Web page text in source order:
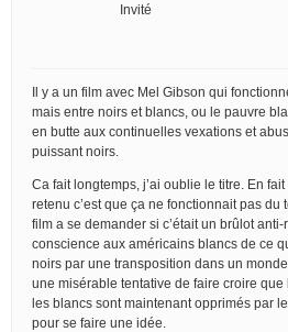
Invité
Il y a un film avec Mel Gibson qui
mais entre noirs et blancs, ou le pauvre
en butte aux continuelles vexations et
puissant noirs.
Ca fait longtemps, j’ai oublie le titre. En
retenu c’est que ça ne fonctionnait pas du
film a se demander si c’était un brûlot
conscience aux américains blancs de ce
noirs par une transposition dans un
une misérable tentative de faire croire
les blancs sont maintenant opprimés par
pour se faire une idée.